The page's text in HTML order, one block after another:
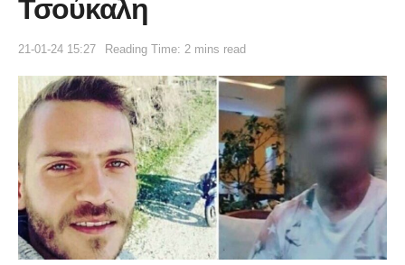
Τσούκαλη
21-01-24 15:27 Reading Time: 2 mins read